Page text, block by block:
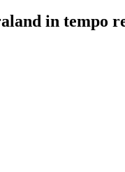
in tempo